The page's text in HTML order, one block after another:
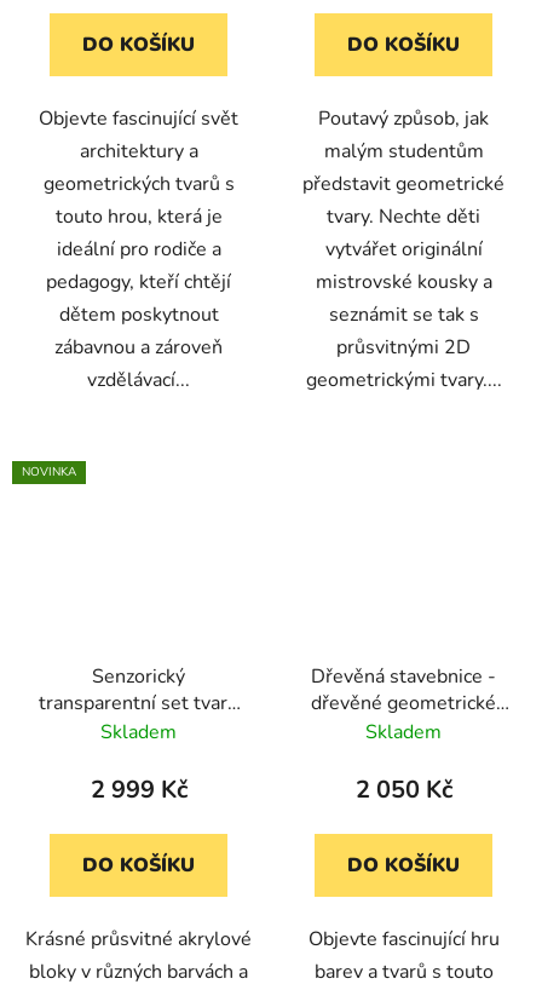
DO KOŠÍKU
Objevte fascinující svět
architektury a
geometrických tvarů s
touto hrou, která je
ideální pro rodiče a
pedagogy, kteří chtějí
dětem poskytnout
zábavnou a zároveň
vzdělávací...
DO KOŠÍKU
Poutavý způsob, jak
malým studentům
představit geometrické
tvary. Nechte děti
vytvářet originální
mistrovské kousky a
seznámit se tak s
průsvitnými 2D
geometrickými tvary....
NOVINKA
Senzorický
transparentní set tvarů
s aktivitami (25 kusů a
Skladem
2 999 Kč
DO KOŠÍKU
Krásné průsvitné akrylové
bloky v různých barvách a
Dřevěná stavebnice -
dřevěné geometrické
bloky v duhových
Skladem
2 050 Kč
DO KOŠÍKU
Objevte fascinující hru
barev a tvarů s touto